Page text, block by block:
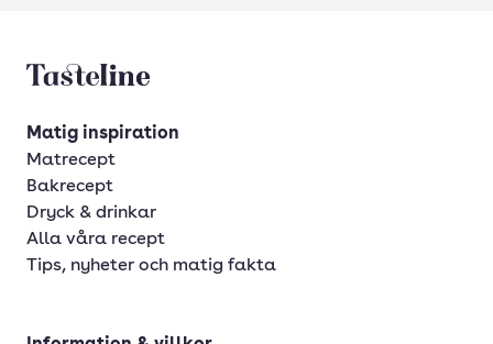
Tasteline startsida
Matig inspiration
Matrecept
Bakrecept
Dryck & drinkar
Alla våra recept
Tips, nyheter och matig fakta